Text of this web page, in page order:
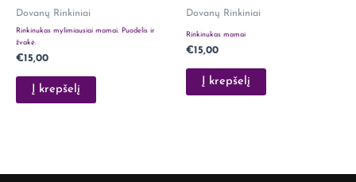
Dovanų Rinkiniai
Rinkinukas mylimiausiai mamai. Puodelis ir
žvakė.
€15,00
Į krepšelį
Dovanų Rinkiniai
Rinkinukas mamai
€15,00
Į krepšelį